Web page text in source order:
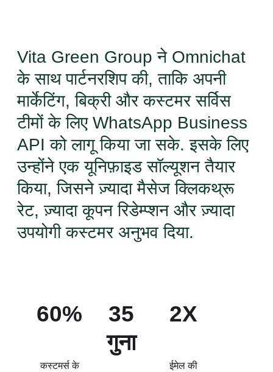
Vita Green Group ने Omnichat
के साथ पार्टनरशिप की, ताकि अपनी
मार्केटिंग, बिक्री और कस्टमर सर्विस
टीमों के लिए WhatsApp Business
API को लागू किया जा सके. इसके लिए
उन्होंने एक यूनिफ़ाइड सॉल्यूशन तैयार
किया, जिसने ज़्यादा मैसेज क्लिकथ्रू
रेट, ज़्यादा कूपन रिडेम्प्शन और ज़्यादा
उपयोगी कस्टमर अनुभव दिया.
60%
कस्टमर्स के
35
गुना
2X
ईमेल की